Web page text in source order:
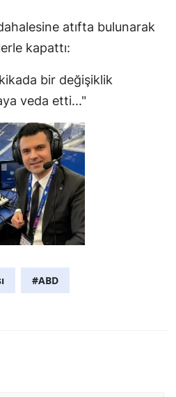
atıfta bulunarak
kapattı:
bir değişiklik
veda etti..."
#ABD